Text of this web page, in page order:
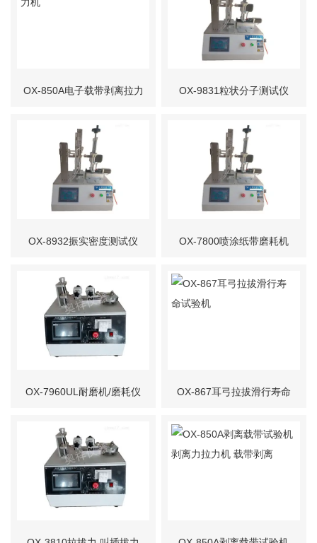
OX-850A电子载带剥离拉力 OX-9831粒状分子测试仪
分子筛堆积测定仪
OX-8932振实密度测试仪
仪
OX-7800喷涂纸带磨耗机
OX-7960UL耐磨机/磨耗仪 OX-867耳弓拉拔滑行寿命